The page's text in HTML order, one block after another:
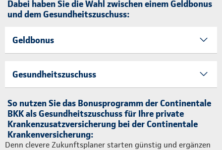
Dabei haben Sie die Wahl zwischen einem Geldbonus
und dem Gesundheitszuschuss:
Geldbonus
Gesundheitszuschuss
So nutzen Sie das Bonusprogramm der Continentale
BKK als Gesundheitszuschuss für Ihre private
Krankenzusatzversicherung bei der Continentale
Krankenversicherung:
Denn clevere Zukunftsplaner starten günstig und ergänzen